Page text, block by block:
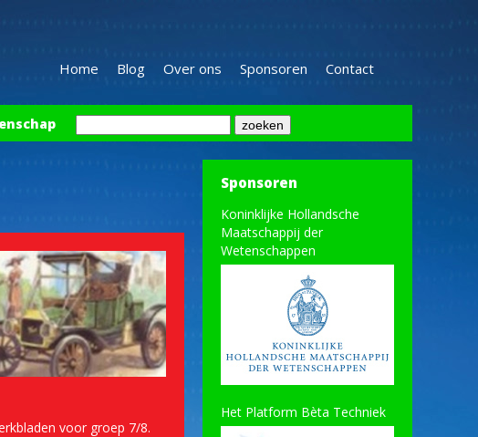
Home Blog Over ons Sponsoren Contact
voor groep 7/8.
Sponsoren
Koninklijke Hollandsche
Maatschappij der
Wetenschappen
Het Platform Bèta Techniek